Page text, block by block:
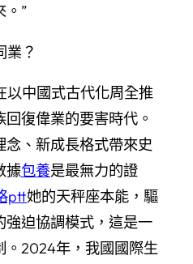
。”
業？
以中國式古代化周全推
復偉業的要害時代。
、新成長格式帶來史
據包養是最無力的證
ptt她的天秤座本能，驅
迫協調模式，這是一
。2024年，我國國際生